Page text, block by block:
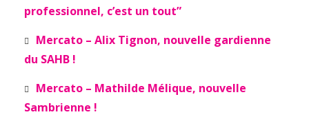
professionnel, c’est un tout”
Mercato – Alix Tignon, nouvelle gardienne
du SAHB !
Mercato – Mathilde Mélique, nouvelle
Sambrienne !